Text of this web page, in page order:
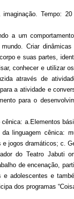
Tempo:
a um
Criar
e suas partes,
conhecer e utilizar
através de
a atividade e
para o
a.Elementos
linguagem cênica:
jogos dramáticos; c.
do Teatro Jabuti
de encenação,
e adolescentes e
dos programas